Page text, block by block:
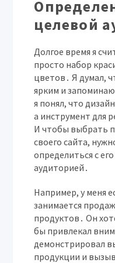
целевой
Долгое время я
просто набор
цветов․ Я думал,
ярким и
я понял, что
а инструмент для
И чтобы выбрать
своего сайта,
определиться с
аудиторией․
Например, у меня
занимается
продуктов․ Он
бы привлекал
демонстрировал
продукции и